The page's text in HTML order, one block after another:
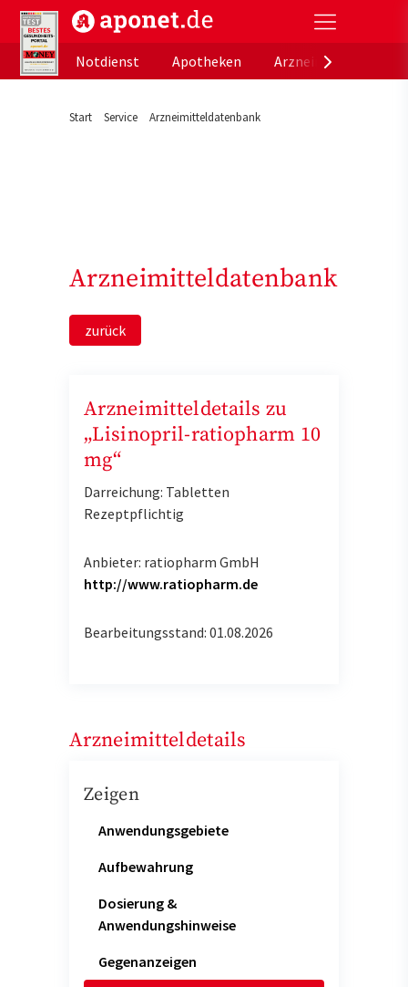
aponet.de - Das offizielle Gesundheitsportal der
Notdienst
Apotheken
Start Service Arzneimitteldatenbank
Arzneimitteldatenbank
zurück
Arzneimitteldetails zu
„Lisinopril-ratiopharm 10
mg“
Darreichung: Tabletten
Rezeptpflichtig
Anbieter: ratiopharm GmbH
http://www.ratiopharm.de
Bearbeitungsstand: 01.08.2026
Arzneimitteldetails
Zeigen
Anwendungsgebiete
Aufbewahrung
Dosierung &
Anwendungshinweise
Gegenanzeigen